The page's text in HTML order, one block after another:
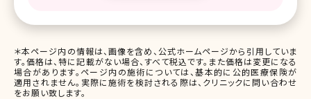
＊本ページ内の情報は、画像を含め、公式ホームページから引用していま
す。価格は、特に記載がない場合、すべて税込です。また価格は変更になる
場合があります。ページ内の施術については、基本的に公的医療保険が
適用されません。実際に施術を検討される際は、クリニックに問い合わせ
をお願い致します。